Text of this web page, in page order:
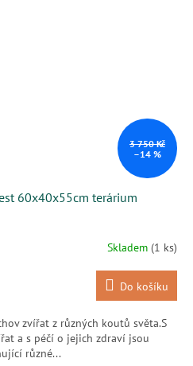
3 750 Kč
–14 %
60x40x55cm terárium
Skladem (1 ks)
Do košíku
zvířat z různých koutů světa.S
a s péčí o jejich zdraví jsou
různé...